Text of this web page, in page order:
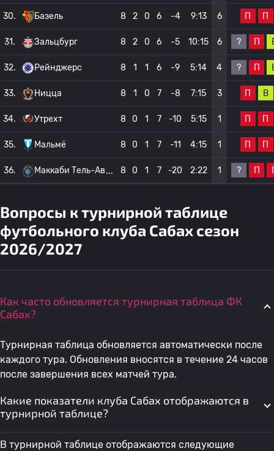
30. Базель 8 2 0 6 -4 9:13 6 П П
31. Зальцбург 8 2 0 6 -5 10:15 6 ? П
32. Рейнджерс 8 1 1 6 -9 5:14 4 ? П
33. Ницца 8 1 0 7 -8 7:15 3 П В
34. Утрехт 8 0 1 7 -10 5:15 1 П П
35. Мальмё 8 0 1 7 -11 4:15 1 П П
36. Маккаби Тель-Ав 8 0 1 7 -20 2:22 1 ? П
Вопросы к турнирной таблице
футбольного клуба Сабах сезон
2026/2027
Как часто обновляется турнирная таблица ФК
Сабах?
Турнирная таблица обновляется автоматически после
каждого тура. Обновления вносятся в течение 24 часов
после завершения всех матчей тура.
Какие показатели клуба Сабах отображаются в
турнирной таблице?
В турнирной таблице отображаются следующие